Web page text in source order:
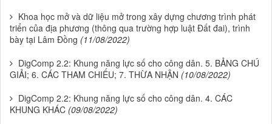
Khoa học mở và dữ liệu mở trong xây dựng chương trình phát
triển của địa phương (thông qua trường hợp luật Đất đai), trình
bày tại Lâm Đồng (11/08/2022)
DigComp 2.2: Khung năng lực số cho công dân. 5. BẢNG CHÚ
GIẢI; 6. CÁC THAM CHIẾU; 7. THỪA NHẬN (10/08/2022)
DigComp 2.2: Khung năng lực số cho công dân. 4. CÁC
KHUNG KHÁC (09/08/2022)